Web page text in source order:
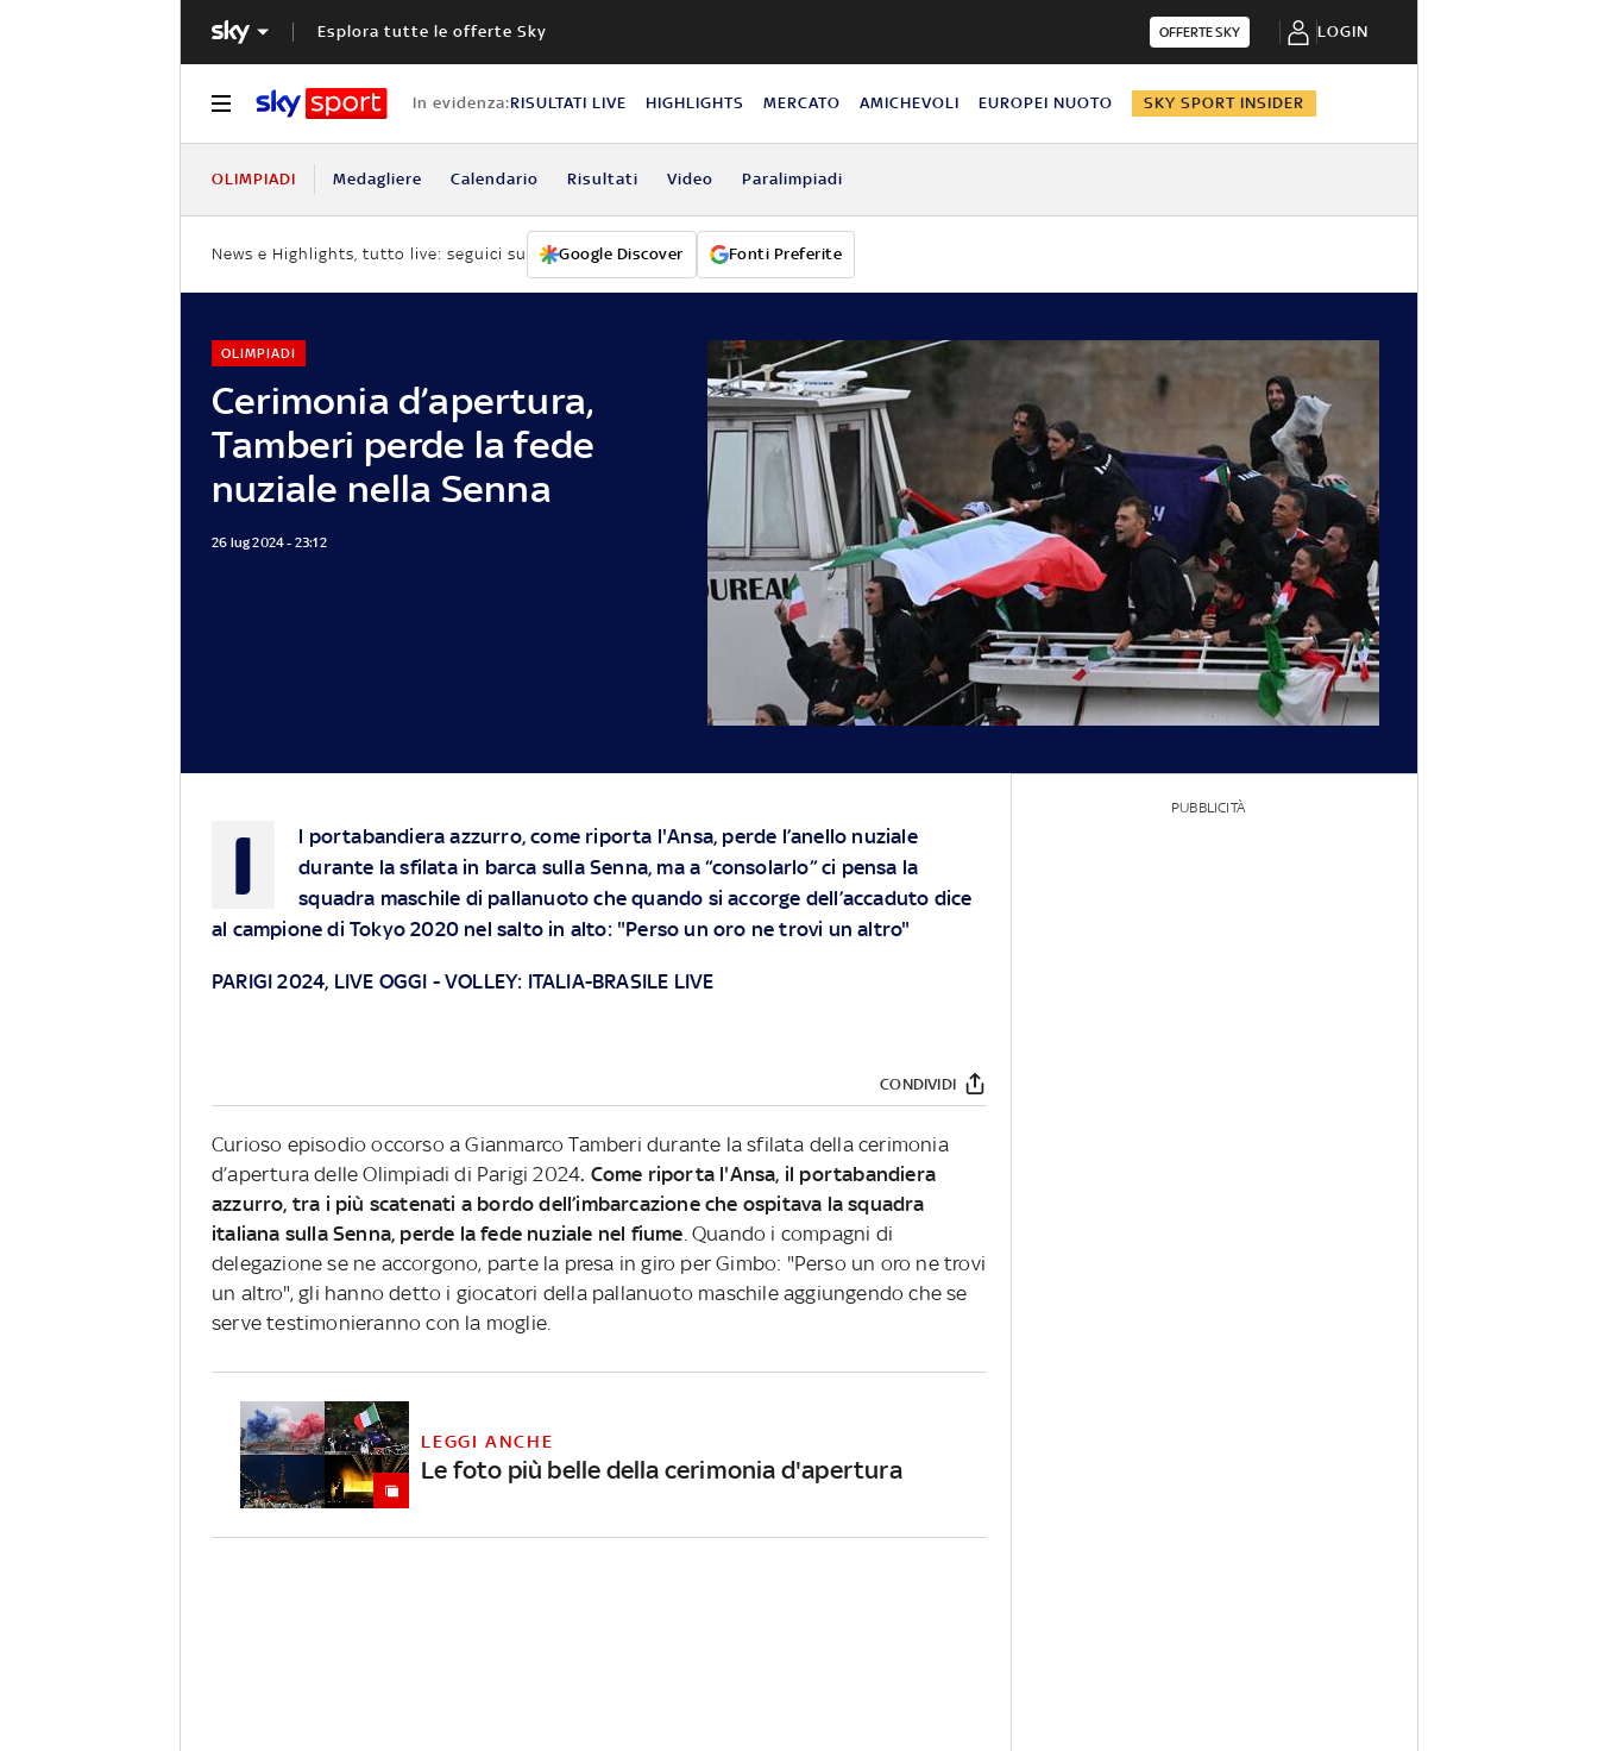
Esplora tutte le offerte Sky OFFERTE SKY LOGIN
In evidenza:RISULTATI LIVE HIGHLIGHTS MERCATO AMICHEVOLI EUROPEI NUOTO SKY SPORT INSIDER
OLIMPIADI Medagliere Calendario Risultati Video Paralimpiadi
News e Highlights, tutto live: seguici su Google Discover Fonti Preferite
Cerimonia d’apertura,
Tamberi perde la fede
nuziale nella Senna
OLIMPIADI
26 lug 2024 - 23:12
I
l portabandiera azzurro, come riporta l'Ansa, perde l’anello nuziale
durante la sfilata in barca sulla Senna, ma a “consolarlo” ci pensa la
squadra maschile di pallanuoto che quando si accorge dell’accaduto dice
al campione di Tokyo 2020 nel salto in alto: "Perso un oro ne trovi un altro"
PARIGI 2024, LIVE OGGI -VOLLEY: ITALIA-BRASILE LIVE
CONDIVIDI
Curioso episodio occorso a Gianmarco Tamberi durante la sfilata della cerimonia
d’apertura delle Olimpiadi di Parigi 2024. Come riporta l'Ansa, il portabandiera
azzurro, tra i più scatenati a bordo dell’imbarcazione che ospitava la squadra
italiana sulla Senna, perde la fede nuziale nel fiume. Quando i compagni di
delegazione se ne accorgono, parte la presa in giro per Gimbo: "Perso un oro ne trovi
un altro", gli hanno detto i giocatori della pallanuoto maschile aggiungendo che se
serve testimonieranno con la moglie.
LEGGI ANCHE
Le foto più belle della cerimonia d'apertura
PUBBLICITÀ